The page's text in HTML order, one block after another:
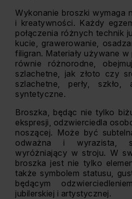
Wykonanie broszki wymaga
i kreatywności. Każdy
połączenia różnych technik
kucie, grawerowanie,
filigran. Materiały używane
równie różnorodne,
szlachetne, jak złoto czy
szlachetne, perły, szkło,
syntetyczne.
Broszka, będąc nie tylko
ekspresji, odzwierciedla
noszącej. Może być
odważna i wyrazista,
wyróżniający w stroju. W
broszka jest nie tylko
także symbolem statusu,
będącym
jubilerskiej i artystycznej.